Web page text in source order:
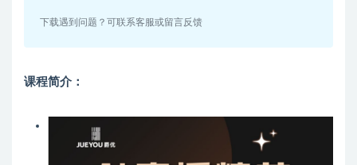
下载遇到问题？可联系客服或留言反馈
课程简介：